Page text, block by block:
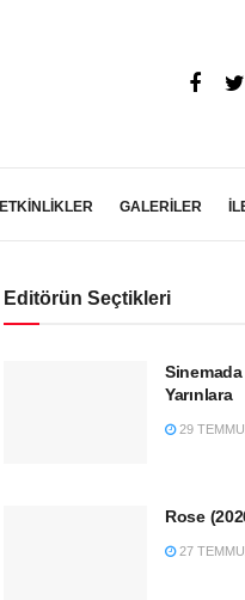
ETKİNLİKLER GALERİLER
Editörün Seçtikleri
Yarınlara
29
Rose
27